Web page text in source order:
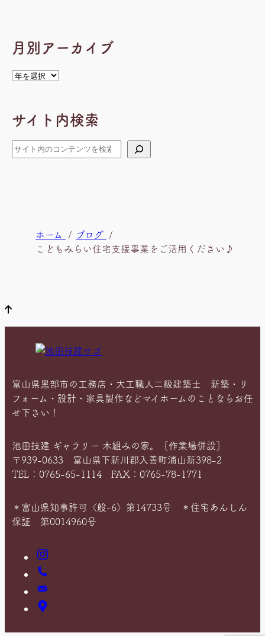
月別アーカイブ
ア
イ
ブ
サイト内検索
検
索
ホーム
ブログ
こどもみらい住宅支援事業をご活用ください♪
富山県黒部市の工務店・大工職人二級建築士 新築・リ
フォーム・設計・家具製作などマイホームのことならお任
せ下さい！
池田技建 ギャラリー 木組みの家。［作業場併設］
〒939-0633 富山県下新川郡入善町浦山新398-2
TEL：0765-65-1114 FAX：0765-78-1771
＊富山県知事許可〈般-6〉第14733号 ＊住宅あんしん
保証 第0014960号
合